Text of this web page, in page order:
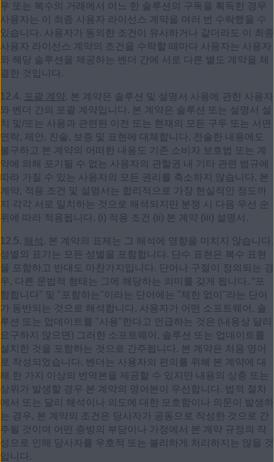
우 또는 복수의 거래에서 어느 한 솔루션의 구독을 획득한 경우
사용자는 이 최종 사용자 라이선스 계약을 여러 번 수락했을 수
있습니다. 사용자가 동의한 조건이 유사하거나 같더라도 이 최종
사용자 라이선스 계약의 조건을 수락할 때마다 사용자는 사용자
와 해당 솔루션을 제공하는 벤더 간에 서로 다른 별도 계약을 체
결한 것입니다.
12.4. 포괄 계약. 본 계약은 솔루션 및 설명서 사용에 관한 사용자
와 벤더 간의 포괄 계약입니다. 본 계약은 솔루션 또는 설명서 설
치 및/또는 사용과 관련된 이전 또는 현재의 모든 구두 또는 서면
연락, 제안, 진술, 보증 및 표현에 대체합니다. 전술한 내용에도
불구하고 본 계약의 어떠한 내용도 기존 소비자 보호법 또는 계
약에 의해 포기될 수 없는 사용자의 관할권 내 기타 관련 법규에
따라 가질 수 있는 사용자의 모든 권리를 축소하지 않습니다. 본
계약, 적용 조건 및 설명서는 합리적으로 가장 현실적인 정도까
지 각각 서로 일치하는 것으로 해석되지만 분쟁 시 다음 우선 순
위에 따라 적용됩니다. (i) 적용 조건 (ii) 본 계약 (iii) 설명서.
12.5. 해석 . 본 계약의 표제는 그 해석에 영향을 미치지 않습니다.
성별의 표기는 모든 성별을 포함합니다. 단수 표현은 복수 표현
을 포함하고 반대도 마찬가지입니다. 단어나 구절이 정의되는 경
우, 다른 문법적 형태는 그에 해당하는 의미를 갖게 됩니다. “포
함합니다" 및 "포함하는"이라는 단어에는 "제한 없이"라는 단어
가 동반되는 것으로 해석합니다. 사용자가 어떤 소프트웨어, 솔
루션 또는 업데이트를 "사용"한다고 언급하는 것은 (내용상 달리
요구하지 않으면) 그러한 소프트웨어, 솔루션 또는 업데이트를
설치한 것을 포함하는 것으로 간주됩니다. 본 계약은 처음 영어
로 작성되었습니다. 벤더는 사용자의 편의를 위해 본 계약에 대
해 한 가지 이상의 번역본을 제공할 수 있지만 내용의 상충 또는
상위가 발생할 경우 본 계약의 영어본이 우선합니다. 법적 절차
에서 또는 달리 해석이나 의도에 대한 모호함이나 의문이 발생하
는 경우, 본 계약의 조건은 당사자가 공동으로 작성한 것으로 간
주될 것이며 어떤 증빙의 부담이나 가정에서 본 계약 규정의 작
성으로 인해 당사자를 우호적 또는 불리하게 처리하지는 않을 것
입니다.